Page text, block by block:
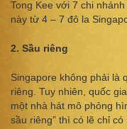
Tong Kee với 7 chi
này từ 4 – 7 đô la
2. Sầu riêng
Singapore không phải là
riêng. Tuy nhiên, quốc
một nhà hát mô phỏng
sầu riêng” thì có lẽ chỉ